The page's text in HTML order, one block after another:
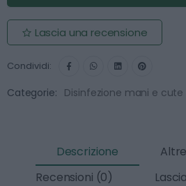
Lascia una recensione
Condividi:
Categorie: Disinfezione mani e cute
Descrizione
Recensioni (0)